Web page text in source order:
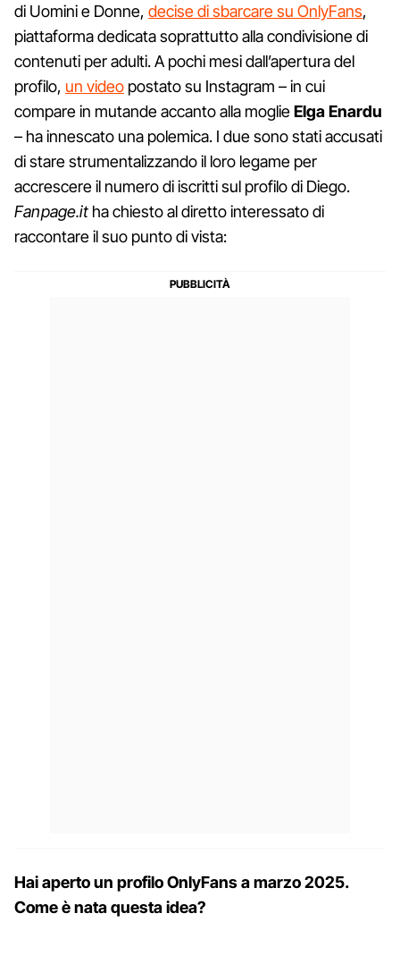
di Uomini e Donne, decise di sbarcare su OnlyFans,
piattaforma dedicata soprattutto alla condivisione di
contenuti per adulti. A pochi mesi dall’apertura del
profilo, un video postato su Instagram – in cui
compare in mutande accanto alla moglieElga Enardu
– ha innescato una polemica. I due sono stati accusati
di stare strumentalizzando il loro legame per
accrescere il numero di iscritti sul profilo di Diego.
Fanpage.itha chiesto al diretto interessato di
raccontare il suo punto di vista:
Hai aperto un profilo OnlyFans a marzo 2025.
Come è nata questa idea?